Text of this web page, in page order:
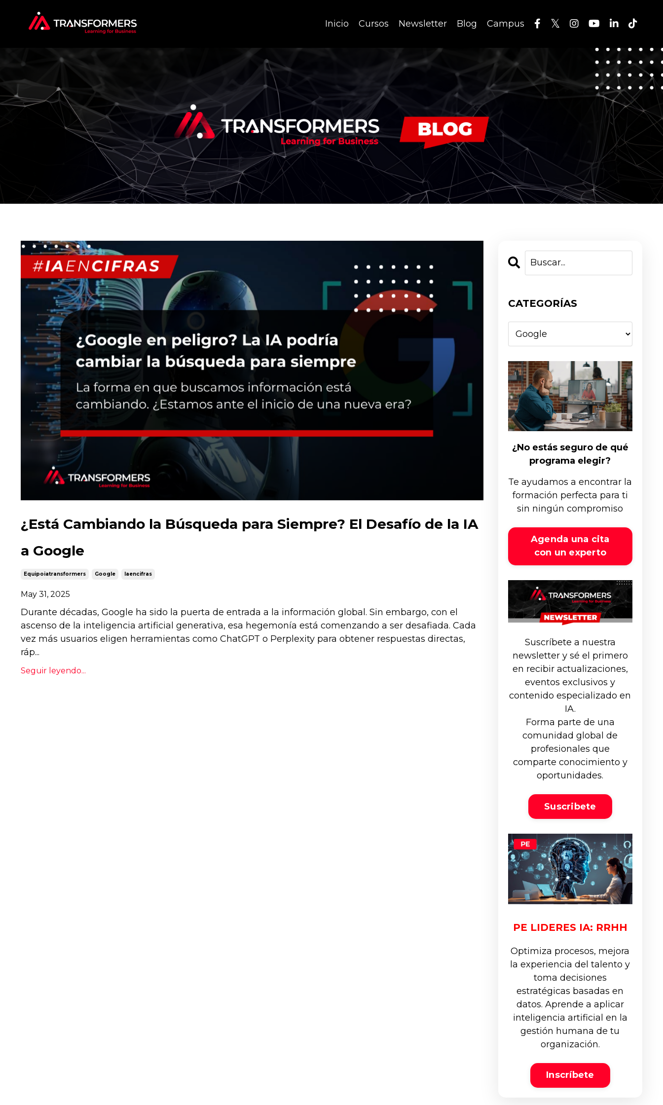
Inicio Cursos Newsletter Blog Campus
¿Está Cambiando la Búsqueda para Siempre? El Desafío de la IA
a Google
Equipoiatransformers Google Iaencifras
May 31, 2025
Durante décadas, Google ha sido la puerta de entrada a la información global. Sin embargo, con el
ascenso de la inteligencia artificial generativa, esa hegemonía está comenzando a ser desafiada. Cada
vez más usuarios eligen herramientas como ChatGPT o Perplexity para obtener respuestas directas,
ráp...
Seguir leyendo...
CATEGORÍAS
¿No estás seguro de qué
programa elegir?
Te ayudamos a encontrar la
formación perfecta para ti
sin ningún compromiso
Agenda una cita
con un experto
Suscríbete a nuestra
newsletter y sé el primero
en recibir actualizaciones,
eventos exclusivos y
contenido especializado en
IA.
Forma parte de una
comunidad global de
profesionales que
comparte conocimiento y
oportunidades.
Suscribete
PE LIDERES IA: RRHH
Optimiza procesos, mejora
la experiencia del talento y
toma decisiones
estratégicas basadas en
datos. Aprende a aplicar
inteligencia artificial en la
gestión humana de tu
organización.
Inscríbete